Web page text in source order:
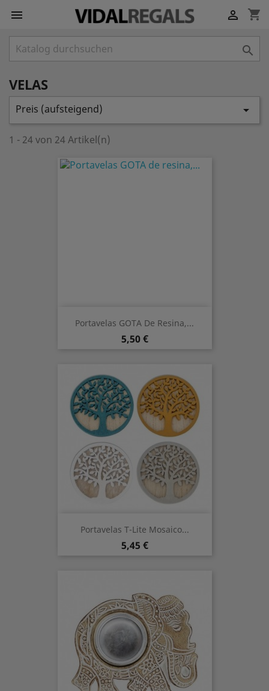
 shopping_cart


VELAS
Preis (aufsteigend) 
1 - 24 von 24 Artikel(n)
Portavelas GOTA De Resina,...
Preis
5,50 €
Portavelas T-Lite Mosaico...
Preis
5,45 €